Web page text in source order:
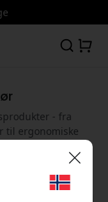
- fra
til ergonomiske
Alogic
og